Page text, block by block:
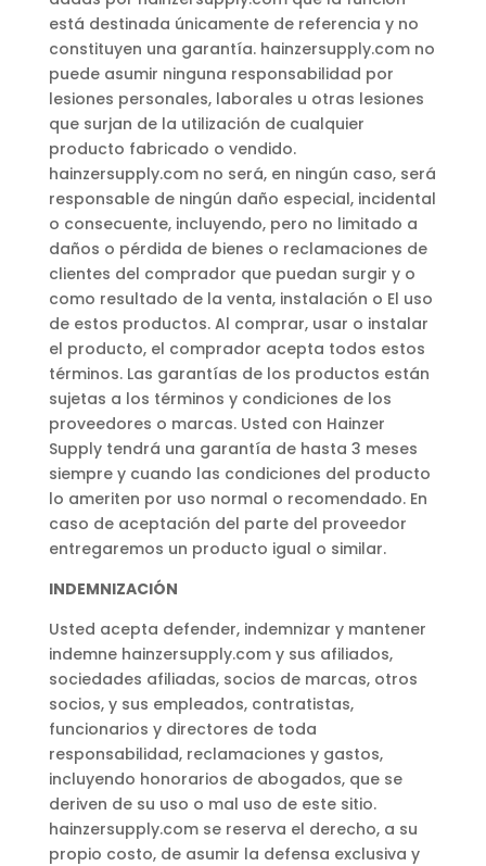
está destinada únicamente de referencia y no
constituyen una garantía. hainzersupply.com no
puede asumir ninguna responsabilidad por
lesiones personales, laborales u otras lesiones
que surjan de la utilización de cualquier
producto fabricado o vendido.
hainzersupply.com no será, en ningún caso, será
responsable de ningún daño especial, incidental
o consecuente, incluyendo, pero no limitado a
daños o pérdida de bienes o reclamaciones de
clientes del comprador que puedan surgir y o
como resultado de la venta, instalación o El uso
de estos productos. Al comprar, usar o instalar
el producto, el comprador acepta todos estos
términos. Las garantías de los productos están
sujetas a los términos y condiciones de los
proveedores o marcas. Usted con Hainzer
Supply tendrá una garantía de hasta 3 meses
siempre y cuando las condiciones del producto
lo ameriten por uso normal o recomendado. En
caso de aceptación del parte del proveedor
entregaremos un producto igual o similar.
INDEMNIZACIÓN
Usted acepta defender, indemnizar y mantener
indemne hainzersupply.com y sus afiliados,
sociedades afiliadas, socios de marcas, otros
socios, y sus empleados, contratistas,
funcionarios y directores de toda
responsabilidad, reclamaciones y gastos,
incluyendo honorarios de abogados, que se
deriven de su uso o mal uso de este sitio.
hainzersupply.com se reserva el derecho, a su
propio costo, de asumir la defensa exclusiva y